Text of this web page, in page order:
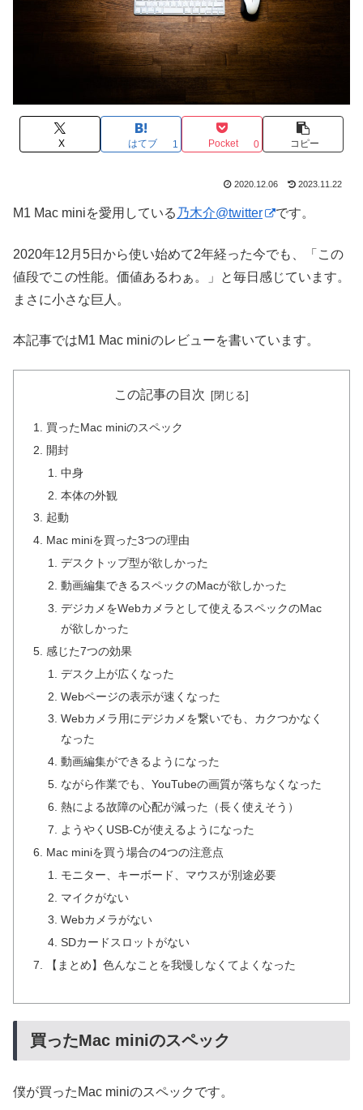
X はてブ 1 Pocket 0 コピー
2020.12.06 2023.11.22
M1 Mac miniを愛用している 乃木介@twitter です。
2020年12月5日から使い始めて2年経った今でも、「この
値段でこの性能。価値あるわぁ。」と毎日感じています。
まさに小さな巨人。
本記事ではM1 Mac miniのレビューを書いています。
この記事の目次
買ったMac miniのスペック
開封
中身
本体の外観
起動
Mac miniを買った3つの理由
デスクトップ型が欲しかった
動画編集できるスペックのMacが欲しかった
デジカメをWebカメラとして使えるスペックのMac
が欲しかった
感じた7つの効果
デスク上が広くなった
Webページの表示が速くなった
Webカメラ用にデジカメを繋いでも、カクつかなく
なった
動画編集ができるようになった
ながら作業でも、YouTubeの画質が落ちなくなった
熱による故障の心配が減った（長く使えそう）
ようやくUSB-Cが使えるようになった
Mac miniを買う場合の4つの注意点
モニター、キーボード、マウスが別途必要
マイクがない
Webカメラがない
SDカードスロットがない
【まとめ】色んなことを我慢しなくてよくなった
買ったMac miniのスペック
僕が買ったMac miniのスペックです。